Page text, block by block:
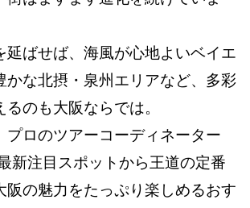
延ばせば、海風が心地よいベイエ
かな北摂・泉州エリアなど、多彩
のも大阪ならでは。
プロのツアーコーディネーター
新注目スポットから王道の定番
阪の魅力をたっぷり楽しめるおす